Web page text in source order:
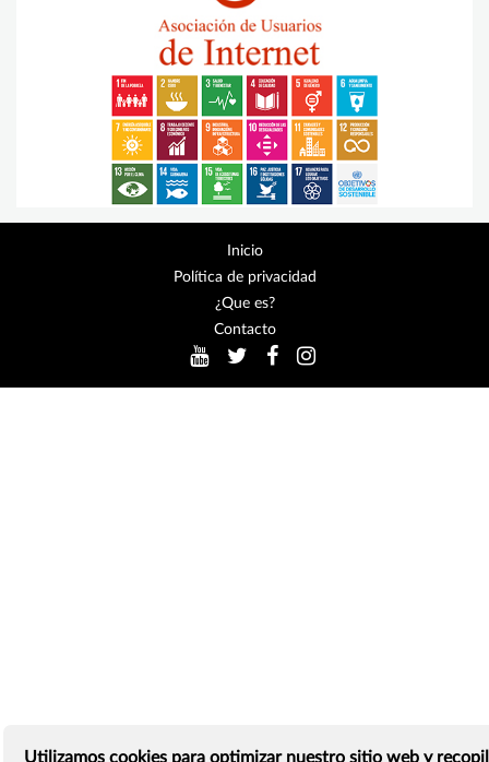
Inicio
Política de privacidad
¿Que es?
Contacto
Utilizamos cookies para optimizar nuestro sitio web y